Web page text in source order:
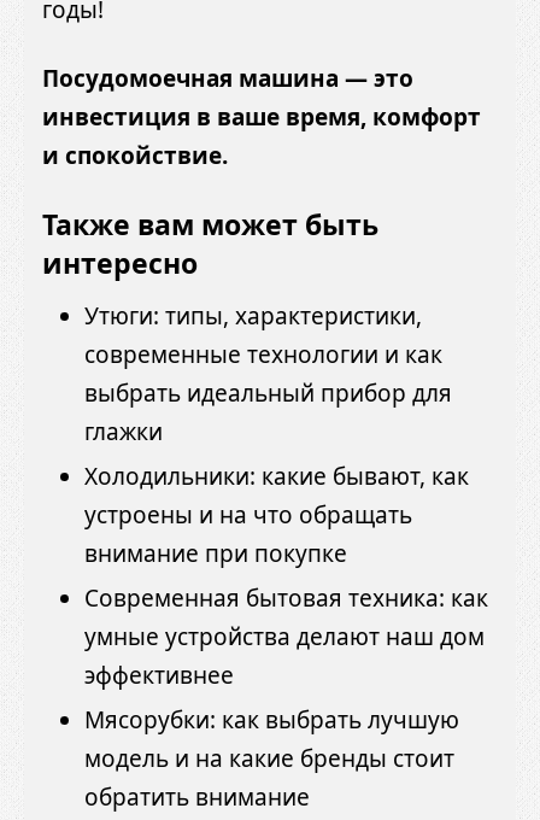
годы!
Посудомоечная машина — это
инвестиция в ваше время, комфорт
и спокойствие.
Также вам может быть
интересно
Утюги: типы, характеристики,
современные технологии и как
выбрать идеальный прибор для
глажки
Холодильники: какие бывают, как
устроены и на что обращать
внимание при покупке
Современная бытовая техника: как
умные устройства делают наш дом
эффективнее
Мясорубки: как выбрать лучшую
модель и на какие бренды стоит
обратить внимание